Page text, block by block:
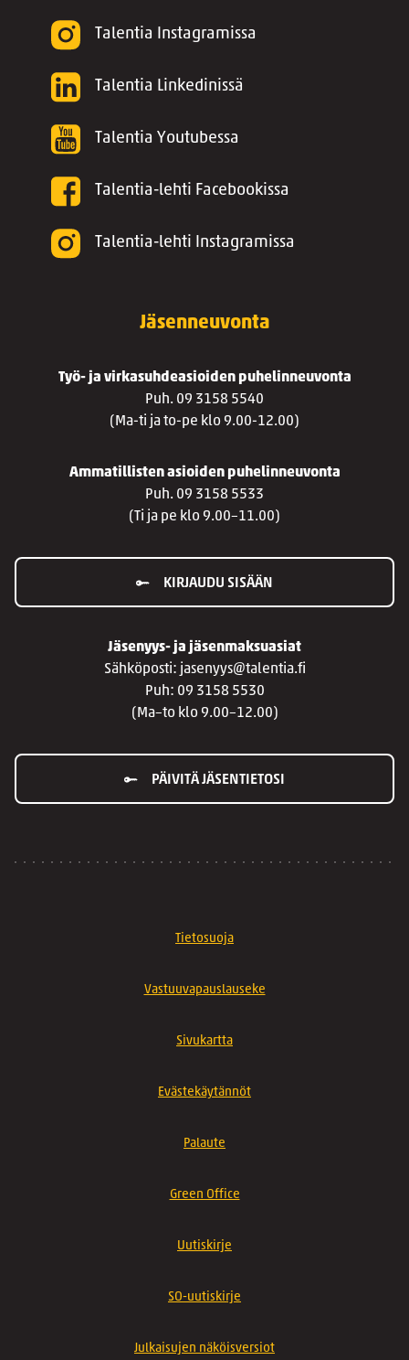
Talentia Instagramissa
Talentia Linkedinissä
Talentia Youtubessa
Talentia-lehti Facebookissa
Talentia-lehti Instagramissa
Jäsenneuvonta
Työ- ja virkasuhdeasioiden puhelinneuvonta
Puh. 09 3158 5540
(Ma-ti ja to-pe klo 9.00-12.00)
Ammatillisten asioiden puhelinneuvonta
Puh. 09 3158 5533
(Ti ja pe klo 9.00–11.00)
KIRJAUDU SISÄÄN
Jäsenyys- ja jäsenmaksuasiat
Sähköposti: jasenyys@talentia.fi
Puh: 09 3158 5530
(Ma–to klo 9.00–12.00)
PÄIVITÄ JÄSENTIETOSI
Tietosuoja
Vastuuvapauslauseke
Sivukartta
Evästekäytännöt
Palaute
Green Office
Uutiskirje
SO-uutiskirje
Julkaisujen näköisversiot